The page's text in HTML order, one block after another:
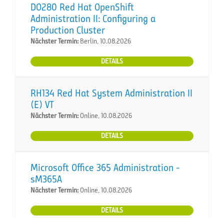
DO280 Red Hat OpenShift
Administration II: Configuring a
Production Cluster
Nächster Termin: Berlin, 10.08.2026
DETAILS
RH134 Red Hat System Administration II
(E) VT
Nächster Termin:Online, 10.08.2026
DETAILS
Microsoft Office 365 Administration -
sM365A
Nächster Termin:Online, 10.08.2026
DETAILS